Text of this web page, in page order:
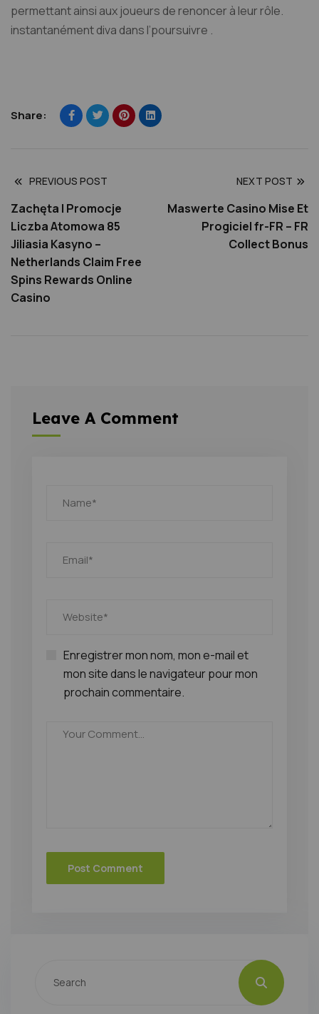
permettant ainsi aux joueurs de renoncer à leur rôle.
instantanément diva dans l’poursuivre .
Share:
PREVIOUS POST
Zachęta I Promocje
Liczba Atomowa 85
Jiliasia Kasyno –
Netherlands Claim Free
Spins Rewards Online
Casino
NEXT POST
Maswerte Casino Mise Et
Progiciel fr-FR – FR
Collect Bonus
Leave A Comment
Enregistrer mon nom, mon e-mail et
mon site dans le navigateur pour mon
prochain commentaire.